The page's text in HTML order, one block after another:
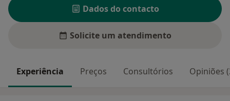
Dados do contacto
Solicite um atendimento
Experiência Preços Consultórios Opiniões